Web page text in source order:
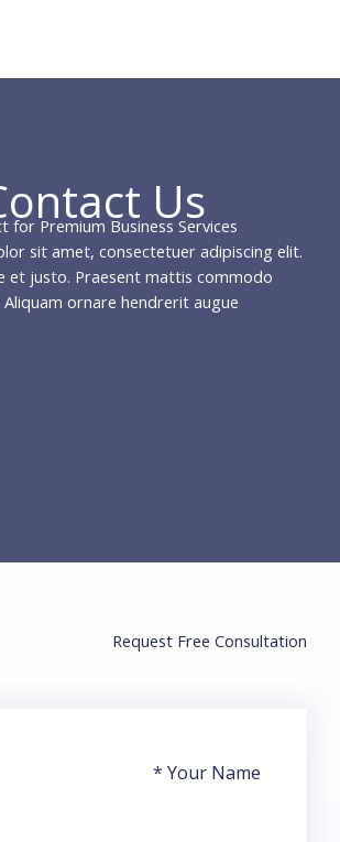
Us​
for Premium Business Services​
sit amet, consectetuer adipiscing elit.
et justo. Praesent mattis commodo
Aliquam ornare hendrerit augue.
Request Free Consultation​